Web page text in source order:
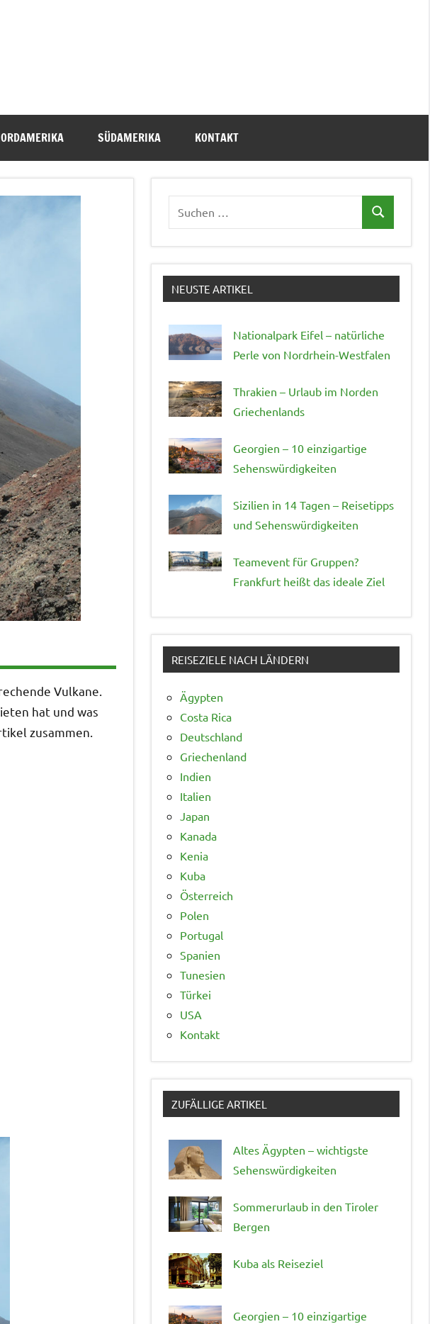
SÜDAMERIKA KONTAKT
Vulkane.
hat und was
zusammen.
Suchen
NEUSTE ARTIKEL
Nationalpark Eifel – natürliche
Perle von Nordrhein-Westfalen
Thrakien – Urlaub im Norden
Griechenlands
Georgien – 10 einzigartige
Sehenswürdigkeiten
Sizilien in 14 Tagen – Reisetipps
und Sehenswürdigkeiten
Teamevent für Gruppen?
Frankfurt heißt das ideale Ziel
REISEZIELE NACH LÄNDERN
Ägypten
Costa Rica
Deutschland
Griechenland
Indien
Italien
Japan
Kanada
Kenia
Kuba
Österreich
Polen
Portugal
Spanien
Tunesien
Türkei
USA
Kontakt
ZUFÄLLIGE ARTIKEL
Altes Ägypten – wichtigste
Sehenswürdigkeiten
Sommerurlaub in den Tiroler
Bergen
Kuba als Reiseziel
Georgien – 10 einzigartige